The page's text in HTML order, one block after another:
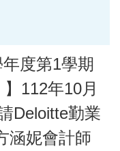
年度第1學期
112年10月
Deloitte勤業
涵妮會計師